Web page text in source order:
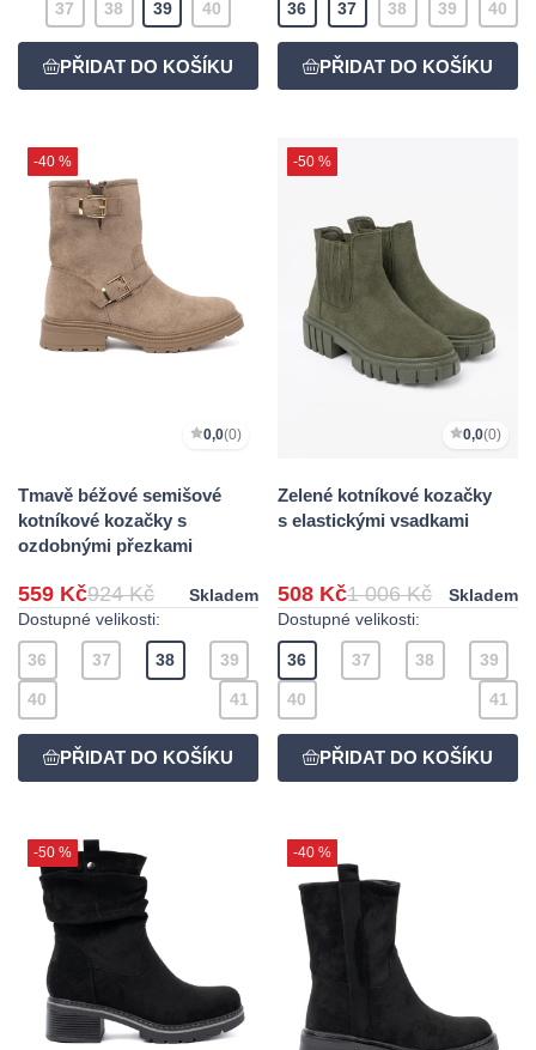
37 38 39 40 36 37 38 39 40
-40 %
0,0(0)
Tmavě béžové semišové
kotníkové kozačky s
ozdobnými přezkami
559 Kč924 Kč
Skladem
Dostupné velikosti:
36 37 38 39
40 41
-50 %
0,0(0)
Zelené kotníkové kozačky
s elastickými vsadkami
508 Kč1 006 Kč
Skladem
Dostupné velikosti:
36 37 38 39
40 41
-50 % -40 %